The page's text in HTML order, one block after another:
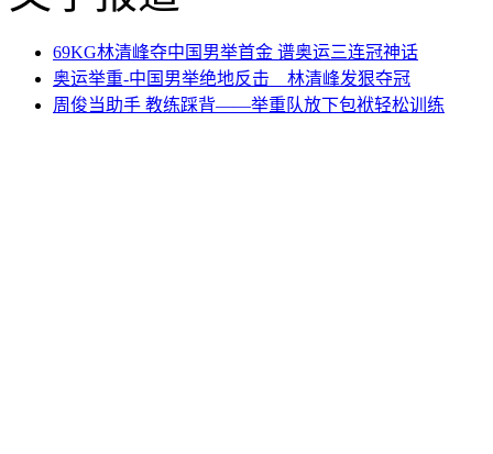
69KG林清峰夺中国男举首金 谱奥运三连冠神话
奥运举重-中国男举绝地反击 林清峰发狠夺冠
周俊当助手 教练踩背——举重队放下包袱轻松训练